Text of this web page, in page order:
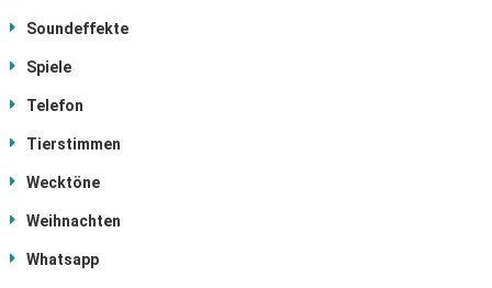
Soundeffekte
Spiele
Telefon
Tierstimmen
Wecktöne
Weihnachten
Whatsapp